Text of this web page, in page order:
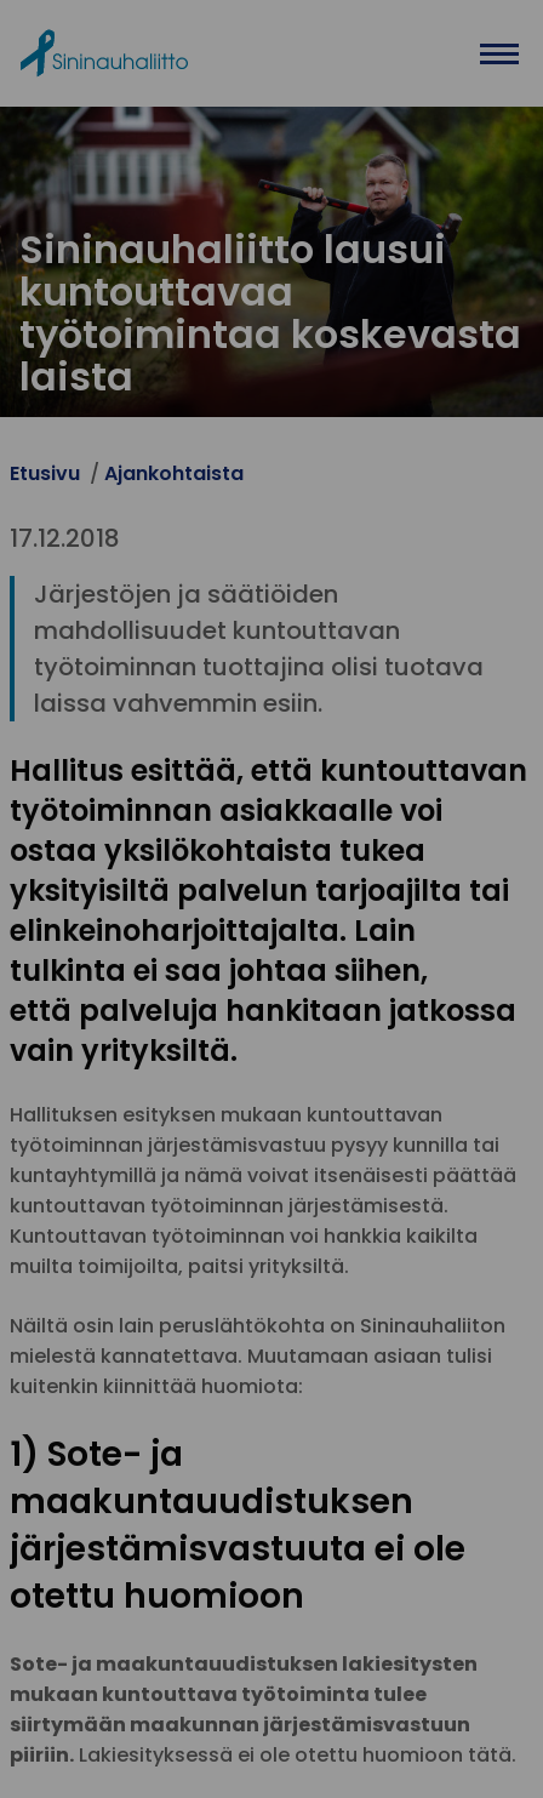
Sininauhaliitto lausui
kuntouttavaa
työtoimintaa koskevasta
laista
Etusivu Ajankohtaista
17.12.2018
Järjestöjen ja säätiöiden
mahdollisuudet kuntouttavan
työtoiminnan tuottajina olisi tuotava
laissa vahvemmin esiin.
Hallitus esittää, että kuntouttavan
työtoiminnan asiakkaalle voi
ostaa yksilökohtaista tukea
yksityisiltä palvelun tarjoajilta tai
elinkeinoharjoittajalta. Lain
tulkinta ei saa johtaa siihen,
että palveluja hankitaan jatkossa
vain yrityksiltä.
Hallituksen esityksen mukaan kuntouttavan
työtoiminnan järjestämisvastuu pysyy kunnilla tai
kuntayhtymillä ja nämä voivat itsenäisesti päättää
kuntouttavan työtoiminnan järjestämisestä.
Kuntouttavan työtoiminnan voi hankkia kaikilta
muilta toimijoilta, paitsi yrityksiltä.
Näiltä osin lain peruslähtökohta on Sininauhaliiton
mielestä kannatettava. Muutamaan asiaan tulisi
kuitenkin kiinnittää huomiota:
1) Sote- ja
maakuntauudistuksen
järjestämisvastuuta ei ole
otettu huomioon
Sote- ja maakuntauudistuksen lakiesitysten
mukaan kuntouttava työtoiminta tulee
siirtymään maakunnan järjestämisvastuun
piiriin. Lakiesityksessä ei ole otettu huomioon tätä.